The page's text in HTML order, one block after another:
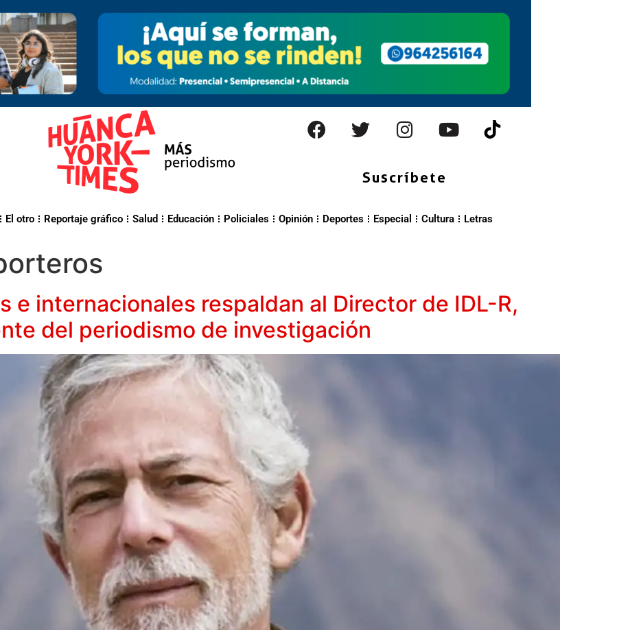
Suscríbete
El otro Reportaje gráfico Salud Educación Policiales Opinión Deportes Especial Cultura Letras
e internacionales respaldan al Director de IDL-R,
del periodismo de investigación